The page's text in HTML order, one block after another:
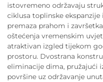
istovremeno održavaju
ciklusa toplinske
premaza prahom i
oštećenja vremenskim
atraktivan izgled tijekom
prostoru. Dvostrana
eliminacije dima, pružajući
površine uz održavanje